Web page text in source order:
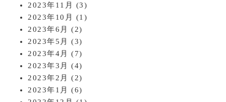
2023年11月
(3)
2023年10月
(1)
2023年6月
(2)
2023年5月
(3)
2023年4月
(7)
2023年3月
(4)
2023年2月
(2)
2023年1月
(6)